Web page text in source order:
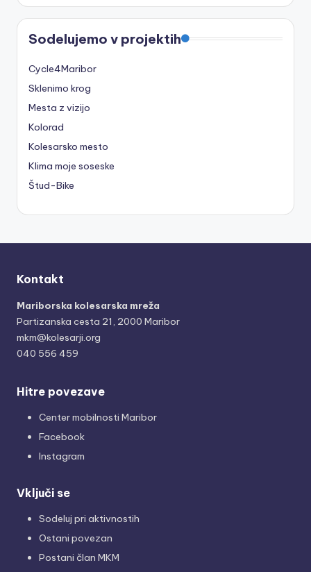
Sodelujemo v projektih
Cycle4Maribor
Sklenimo krog
Mesta z vizijo
Kolorad
Kolesarsko mesto
Klima moje soseske
Štud-Bike
Kontakt
Mariborska kolesarska mreža
Partizanska cesta 21, 2000 Maribor
mkm@kolesarji.org
040 556 459
Hitre povezave
Center mobilnosti Maribor
Facebook
Instagram
Vključi se
Sodeluj pri aktivnostih
Ostani povezan
Postani član MKM